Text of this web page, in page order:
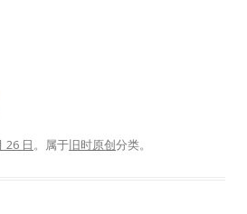
26 日。属于旧时原创分类。